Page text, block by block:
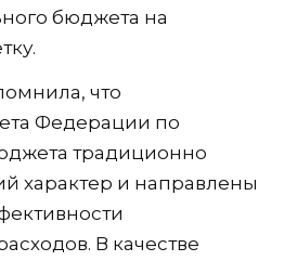
бюджета на
что
Федерации по
традиционно
характер и направлены
В качестве